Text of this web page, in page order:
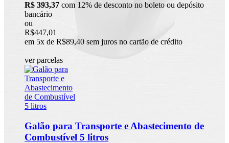
R$ 393,37 com 12% de desconto no boleto ou depósito
bancário
ou
R$447,01
em 5x de R$89,40 sem juros no cartão de crédito
ver parcelas
Galão para Transporte e Abastecimento de
Combustível 5 litros